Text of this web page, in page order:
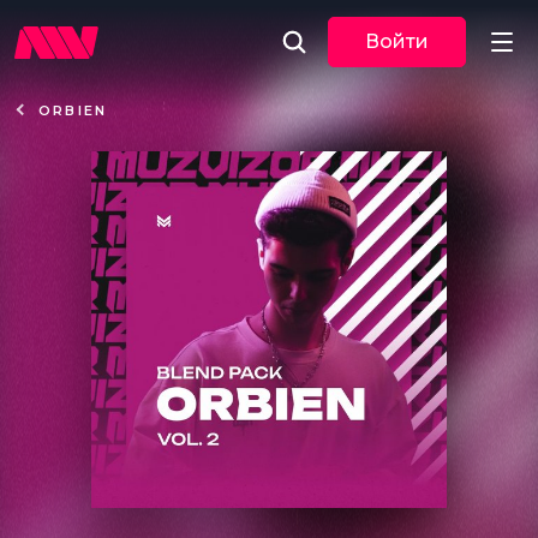
Новости
Музыка
По трекам
По жанрам
Плейлисты
Войти
ORBIEN